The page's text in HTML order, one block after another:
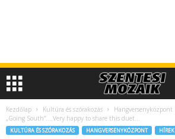
Kezdőlap Kultúra és szórakozás Hangversenyközpont
„Going South”….Very happy to share this duet...
KULTÚRA ÉS SZÓRAKOZÁS HANGVERSENYKÖZPONT HÍREK